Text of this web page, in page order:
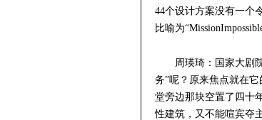
44个设计方案没有一个
比喻为
周瑛琦：国家大剧
务”呢？原来焦点就在
堂旁边那块空置了四十
性建筑，又不能喧宾夺